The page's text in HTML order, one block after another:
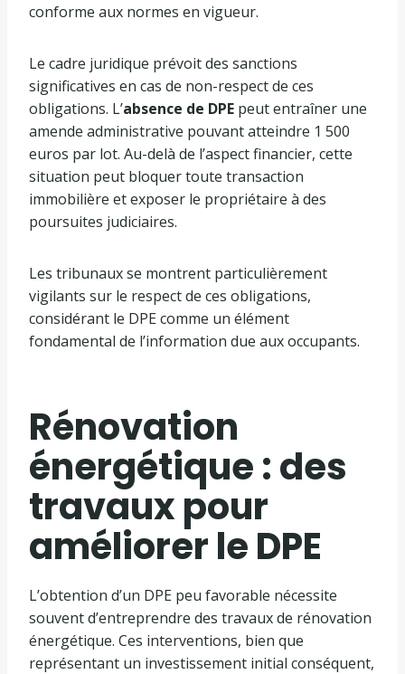
conforme aux normes en vigueur.
Le cadre juridique prévoit des sanctions
significatives en cas de non-respect de ces
obligations. L’absence de DPE peut entraîner une
amende administrative pouvant atteindre 1 500
euros par lot. Au-delà de l’aspect financier, cette
situation peut bloquer toute transaction
immobilière et exposer le propriétaire à des
poursuites judiciaires.
Les tribunaux se montrent particulièrement
vigilants sur le respect de ces obligations,
considérant le DPE comme un élément
fondamental de l’information due aux occupants.
Rénovation
énergétique : des
travaux pour
améliorer le DPE
L’obtention d’un DPE peu favorable nécessite
souvent d’entreprendre des travaux de rénovation
énergétique. Ces interventions, bien que
représentant un investissement initial conséquent,